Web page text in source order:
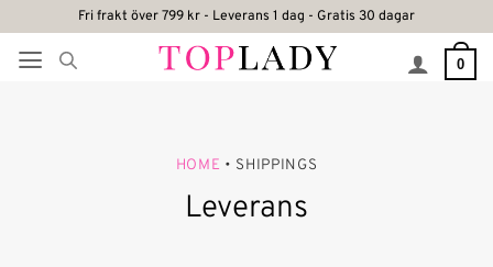
content
Fri frakt över 799 kr - Leverans 1 dag - Gratis 30 dagar
0
HOME • SHIPPINGS
Leverans